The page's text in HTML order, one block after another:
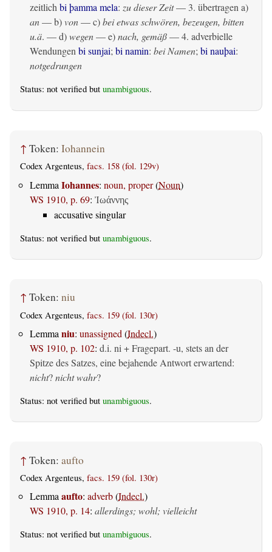
zeitlichbi þamma mela: zu dieser Zeit— 3. übertragena)
an— b)von— c)bei etwas schwören, bezeugen, bitten
u.ä. — d)wegen— e)nach, gemäß— 4. adverbielle
Wendungenbi sunjai;bi namin: bei Namen;bi nauþai:
notgedrungen
Status: not verified but unambiguous.
↑ Token: Iohannein
Codex Argenteus, facs. 158 (fol. 129v)
Lemma Iohannes: noun, proper(Noun)
WS 1910, p. 69: Ἰωάννης
accusative singular
Status: not verified but unambiguous.
↑ Token: niu
Codex Argenteus, facs. 159 (fol. 130r)
Lemma niu: unassigned (Indecl.)
WS 1910, p. 102: d.i. ni + Fragepart. -u, stets an der
Spitze des Satzes, eine bejahende Antwort erwartend:
nicht?nicht wahr?
Status: not verified but unambiguous.
↑ Token: aufto
Codex Argenteus, facs. 159 (fol. 130r)
Lemma aufto: adverb(Indecl.)
WS 1910, p. 14: allerdings; wohl; vielleicht
Status: not verified but unambiguous.